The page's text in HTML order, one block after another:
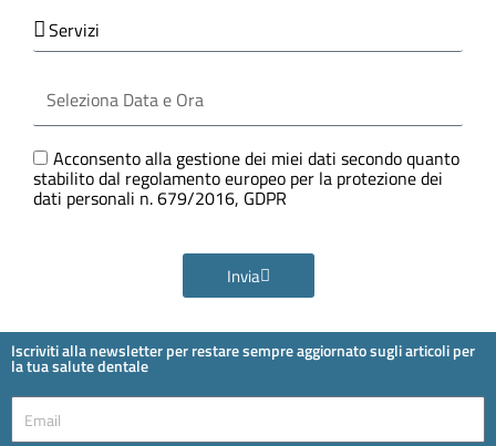
Servizi
Data
e
GDPR
Acconsento alla gestione dei miei dati secondo quanto
stabilito dal regolamento europeo per la protezione dei
dati personali n. 679/2016, GDPR
Invia
Iscriviti alla newsletter per restare sempre aggiornato sugli articoli per
la tua salute dentale
Email